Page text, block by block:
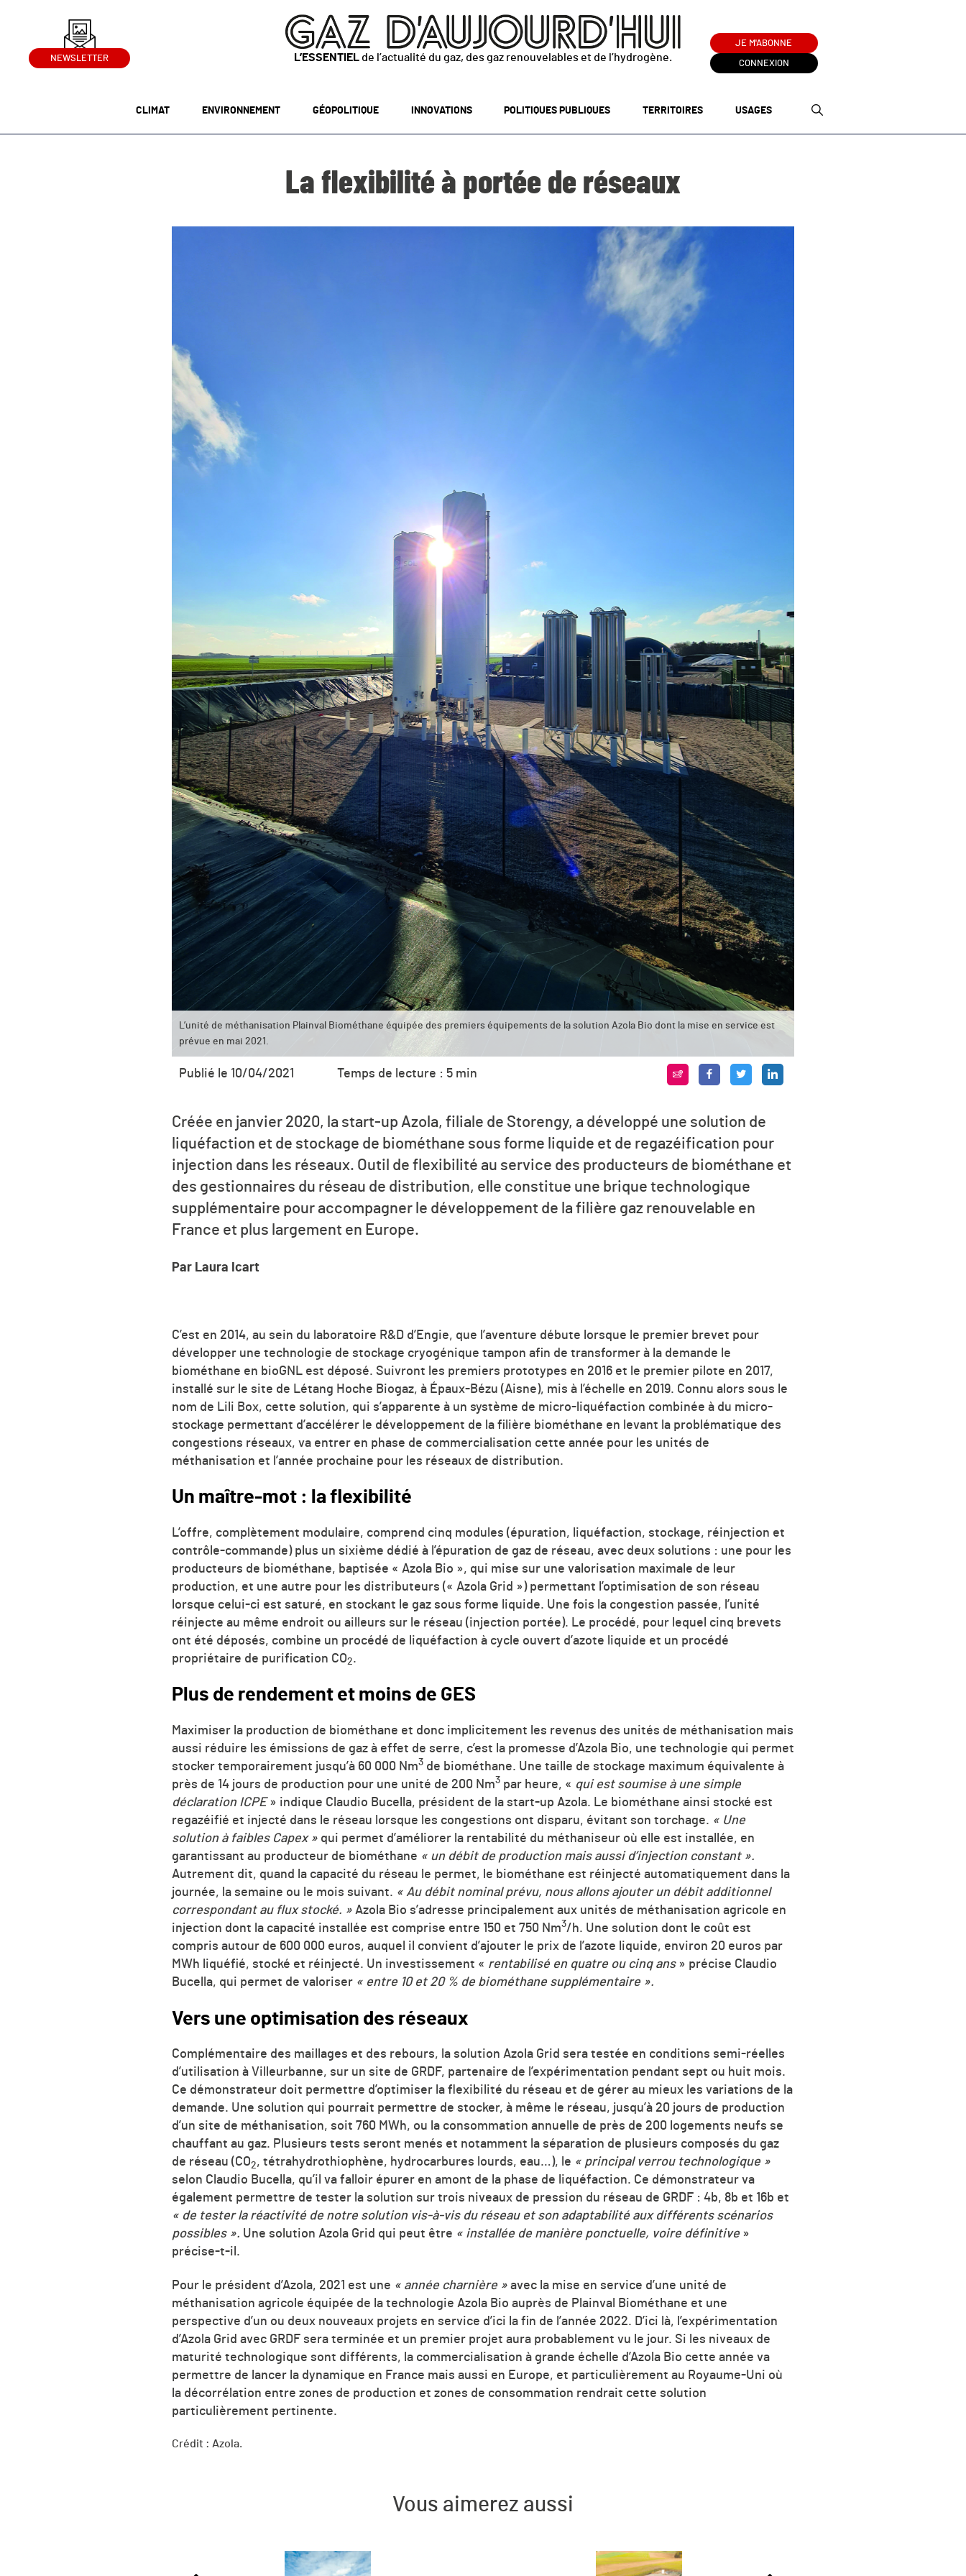
NEWSLETTER L’ESSENTIEL de l’actualité du gaz, des gaz renouvelables et de l’hydrogène.
JE M'ABONNE
CONNEXION
CLIMAT ENVIRONNEMENT GÉOPOLITIQUE INNOVATIONS POLITIQUES PUBLIQUES TERRITOIRES USAGES
La flexibilité à portée de réseaux
L’unité de méthanisation Plainval Biométhane équipée des premiers équipements de la solution Azola Bio dont la mise en service est
prévue en mai 2021.
Publié le 10/04/2021 Temps de lecture : 5 min
Créée en janvier 2020, la start-up Azola, filiale de Storengy, a développé une solution de
liquéfaction et de stockage de biométhane sous forme liquide et de regazéification pour
injection dans les réseaux. Outil de flexibilité au service des producteurs de biométhane et
des gestionnaires du réseau de distribution, elle constitue une brique technologique
supplémentaire pour accompagner le développement de la filière gaz renouvelable en
France et plus largement en Europe.
Par Laura Icart
C’est en 2014, au sein du laboratoire R&D d’Engie, que l’aventure débute lorsque le premier brevet pour
développer une technologie de stockage cryogénique tampon afin de transformer à la demande le
biométhane en bioGNL est déposé. Suivront les premiers prototypes en 2016 et le premier pilote en 2017,
installé sur le site de Létang Hoche Biogaz, à Épaux-Bézu (Aisne), mis à l’échelle en 2019. Connu alors sous le
nom de Lili Box, cette solution, qui s’apparente à un système de micro-liquéfaction combinée à du micro-
stockage permettant d’accélérer le développement de la filière biométhane en levant la problématique des
congestions réseaux, va entrer en phase de commercialisation cette année pour les unités de
méthanisation et l’année prochaine pour les réseaux de distribution.
Un maître-mot : la flexibilité
L’offre, complètement modulaire, comprend cinq modules (épuration, liquéfaction, stockage, réinjection et
contrôle-commande) plus un sixième dédié à l’épuration de gaz de réseau, avec deux solutions : une pour les
producteurs de biométhane, baptisée « Azola Bio », qui mise sur une valorisation maximale de leur
production, et une autre pour les distributeurs (« Azola Grid ») permettant l’optimisation de son réseau
lorsque celui-ci est saturé, en stockant le gaz sous forme liquide. Une fois la congestion passée, l’unité
réinjecte au même endroit ou ailleurs sur le réseau (injection portée). Le procédé, pour lequel cinq brevets
ont été déposés, combine un procédé de liquéfaction à cycle ouvert d’azote liquide et un procédé
propriétaire de purification CO2.
Plus de rendement et moins de GES
Maximiser la production de biométhane et donc implicitement les revenus des unités de méthanisation mais
aussi réduire les émissions de gaz à effet de serre, c’est la promesse d’Azola Bio, une technologie qui permet
stocker temporairement jusqu’à 60 000 Nm3 de biométhane. Une taille de stockage maximum équivalente à
près de 14 jours de production pour une unité de 200 Nm3 par heure, « qui est soumise à une simple
déclaration ICPE» indique Claudio Bucella, président de la start-up Azola. Le biométhane ainsi stocké est
regazéifié et injecté dans le réseau lorsque les congestions ont disparu, évitant son torchage. « Une
solution à faibles Capex » qui permet d’améliorer la rentabilité du méthaniseur où elle est installée, en
garantissant au producteur de biométhane « un débit de production mais aussi d’injection constant ».
Autrement dit, quand la capacité du réseau le permet, le biométhane est réinjecté automatiquement dans la
journée, la semaine ou le mois suivant. « Au débit nominal prévu, nous allons ajouter un débit additionnel
correspondant au flux stocké. » Azola Bio s’adresse principalement aux unités de méthanisation agricole en
injection dont la capacité installée est comprise entre 150 et 750 Nm3/h. Une solution dont le coût est
compris autour de 600 000 euros, auquel il convient d’ajouter le prix de l’azote liquide, environ 20 euros par
MWh liquéfié, stocké et réinjecté. Un investissement « rentabilisé en quatre ou cinq ans » précise Claudio
Bucella, qui permet de valoriser « entre 10 et 20 % de biométhane supplémentaire ».
Vers une optimisation des réseaux
Complémentaire des maillages et des rebours, la solution Azola Grid sera testée en conditions semi-réelles
d’utilisation à Villeurbanne, sur un site de GRDF, partenaire de l’expérimentation pendant sept ou huit mois.
Ce démonstrateur doit permettre d’optimiser la flexibilité du réseau et de gérer au mieux les variations de la
demande. Une solution qui pourrait permettre de stocker, à même le réseau, jusqu’à 20 jours de production
d’un site de méthanisation, soit 760 MWh, ou la consommation annuelle de près de 200 logements neufs se
chauffant au gaz. Plusieurs tests seront menés et notamment la séparation de plusieurs composés du gaz
de réseau (CO2, tétrahydrothiophène, hydrocarbures lourds, eau…), le « principal verrou technologique »
selon Claudio Bucella, qu’il va falloir épurer en amont de la phase de liquéfaction. Ce démonstrateur va
également permettre de tester la solution sur trois niveaux de pression du réseau de GRDF : 4b, 8b et 16b et
« de tester la réactivité de notre solution vis-à-vis du réseau et son adaptabilité aux différents scénarios
possibles ». Une solution Azola Grid qui peut être « installée de manière ponctuelle, voire définitive »
précise-t-il.
Pour le président d’Azola, 2021 est une « année charnière » avec la mise en service d’une unité de
méthanisation agricole équipée de la technologie Azola Bio auprès de Plainval Biométhane et une
perspective d’un ou deux nouveaux projets en service d’ici la fin de l’année 2022. D’ici là, l’expérimentation
d’Azola Grid avec GRDF sera terminée et un premier projet aura probablement vu le jour. Si les niveaux de
maturité technologique sont différents, la commercialisation à grande échelle d’Azola Bio cette année va
permettre de lancer la dynamique en France mais aussi en Europe, et particulièrement au Royaume-Uni où
la décorrélation entre zones de production et zones de consommation rendrait cette solution
particulièrement pertinente.
Crédit : Azola.
Vous aimerez aussi